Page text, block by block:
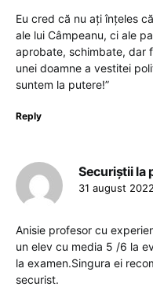
Eu cred că nu ați înțeles
ale lui Câmpeanu, ci ale
aprobate, schimbate, dar
unei doamne a vestitei
suntem la putere!”
Reply
Securiștii la
31 august
Anisie profesor cu
un elev cu media 5 /6 la
la examen.Singura ei
securist.